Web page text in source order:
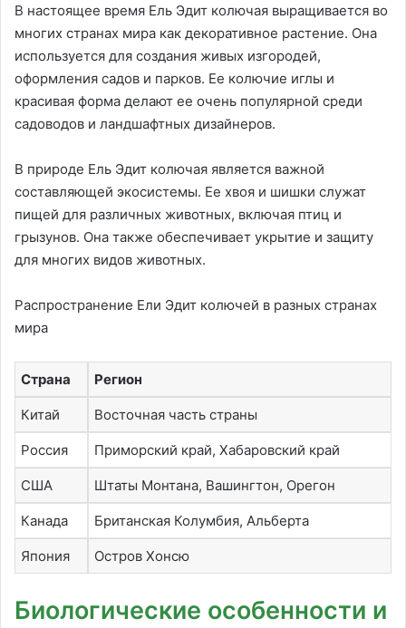
В настоящее время Ель Эдит колючая выращивается во
многих странах мира как декоративное растение. Она
используется для создания живых изгородей,
оформления садов и парков. Ее колючие иглы и
красивая форма делают ее очень популярной среди
садоводов и ландшафтных дизайнеров.
В природе Ель Эдит колючая является важной
составляющей экосистемы. Ее хвоя и шишки служат
пищей для различных животных, включая птиц и
грызунов. Она также обеспечивает укрытие и защиту
для многих видов животных.
Распространение Ели Эдит колючей в разных странах
мира
Страна Регион
Китай Восточная часть страны
Россия Приморский край, Хабаровский край
США Штаты Монтана, Вашингтон, Орегон
Канада Британская Колумбия, Альберта
Япония Остров Хонсю
Биологические особенности и